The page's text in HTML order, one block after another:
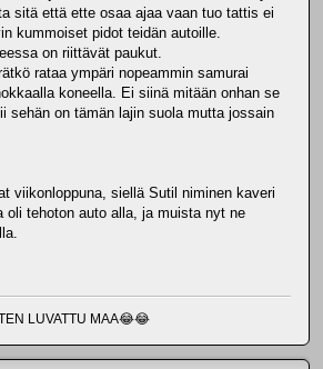
sitä että ette osaa ajaa vaan tuo tattis ei
kummoiset pidot teidän autoille.
on riittävät paukut.
rataa ympäri nopeammin samurai
koneella. Ei siinä mitään onhan se
sehän on tämän lajin suola mutta jossain
viikonloppuna, siellä Sutil niminen kaveri
oli tehoton auto alla, ja muista nyt ne
LUVATTU MAA😂😂